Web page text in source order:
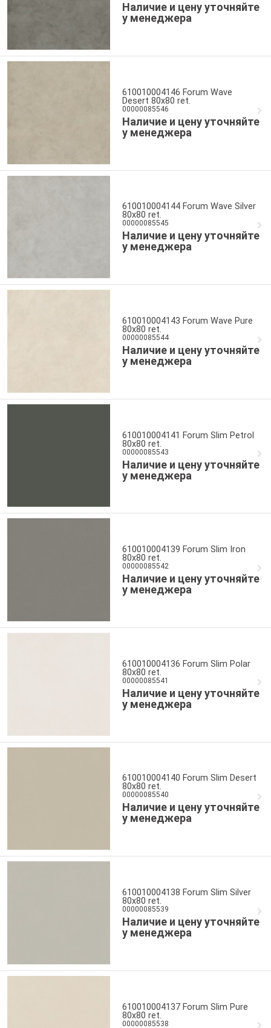
Наличие и цену уточняйте
у менеджера
610010004146 Forum Wave
Desert 80x80 ret.
00000085546
Наличие и цену уточняйте
у менеджера
610010004144 Forum Wave Silver
80x80 ret.
00000085545
Наличие и цену уточняйте
у менеджера
610010004143 Forum Wave Pure
80x80 ret.
00000085544
Наличие и цену уточняйте
у менеджера
610010004141 Forum Slim Petrol
80x80 ret.
00000085543
Наличие и цену уточняйте
у менеджера
610010004139 Forum Slim Iron
80x80 ret.
00000085542
Наличие и цену уточняйте
у менеджера
610010004136 Forum Slim Polar
80x80 ret.
00000085541
Наличие и цену уточняйте
у менеджера
610010004140 Forum Slim Desert
80x80 ret.
00000085540
Наличие и цену уточняйте
у менеджера
610010004138 Forum Slim Silver
80x80 ret.
00000085539
Наличие и цену уточняйте
у менеджера
610010004137 Forum Slim Pure
80x80 ret.
00000085538